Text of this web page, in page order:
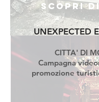
Scopri
UNEXPECTED
CITTA' DI
Campagna
promozione